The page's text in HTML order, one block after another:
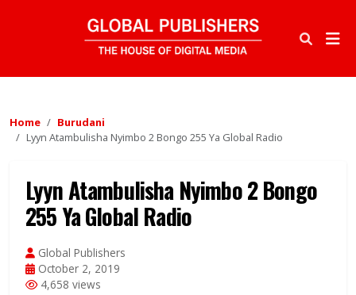
Home
Burudani
Lyyn Atambulisha Nyimbo 2 Bongo 255 Ya Global Radio
Lyyn Atambulisha Nyimbo 2 Bongo
255 Ya Global Radio
Global Publishers
October 2, 2019
4,658 views